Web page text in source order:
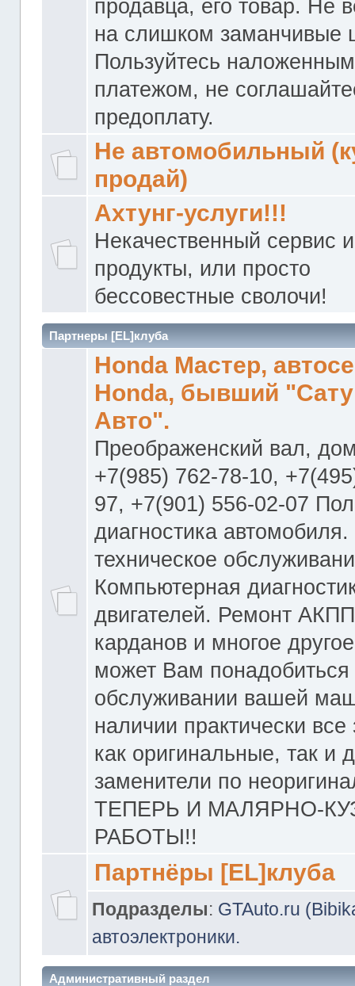
продавца, его товар. Не
на слишком заманчивые
Пользуйтесь наложенным
платежом, не
предоплату.
Не автомобильный
продай)
Ахтунг-услуги!!!
Некачественный сервис и
продукты, или просто
бессовестные сволочи!
Партнеры [EL]клуба
Honda Мастер,
Honda, бывший
Авто".
Преображенский вал,
+7(985) 762-78-10,
97, +7(901) 556-02-07
диагностика
техническое
Компьютерная
двигателей. Ремонт
карданов и многое
может Вам понадобиться
обслуживании вашей
наличии практически все
как оригинальные, так и
заменители по
ТЕПЕРЬ И МАЛЯРНО-
РАБОТЫ!!
Партнёры [EL]клуба
Подразделы: GTAuto.ru
автоэлектроники.
Административный раздел